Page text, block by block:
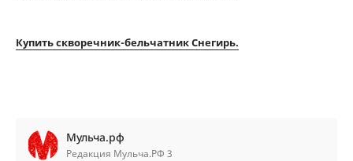
Купить скворечник-бельчатник Снегирь.
Мульча.рф
Редакция Мульча.РФ 3